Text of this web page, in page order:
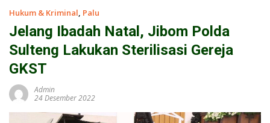
Hukum & Kriminal, Palu
Jelang Ibadah Natal, Jibom Polda
Sulteng Lakukan Sterilisasi Gereja
GKST
Admin
24 Desember 2022